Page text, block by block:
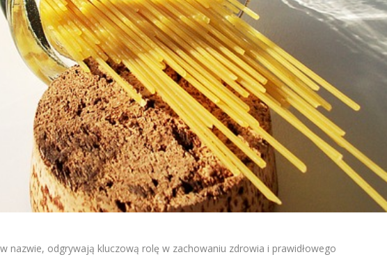
nazwie, odgrywają kluczową rolę w zachowaniu zdrowia i prawidłowego